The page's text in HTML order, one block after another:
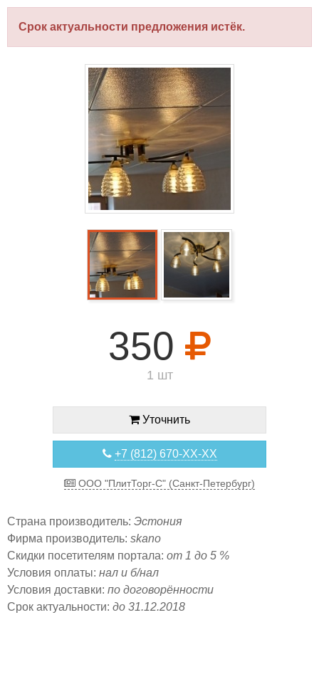
Срок актуальности предложения истёк.
350
1 шт
Уточнить
+7 (812) 670-XX-XX
ООО "ПлитТорг-С" (Санкт-Петербург)
Страна производитель: Эстония
Фирма производитель: skano
Скидки посетителям портала: от 1 до 5 %
Условия оплаты: нал и б/нал
Условия доставки: по договорённости
Срок актуальности: до 31.12.2018